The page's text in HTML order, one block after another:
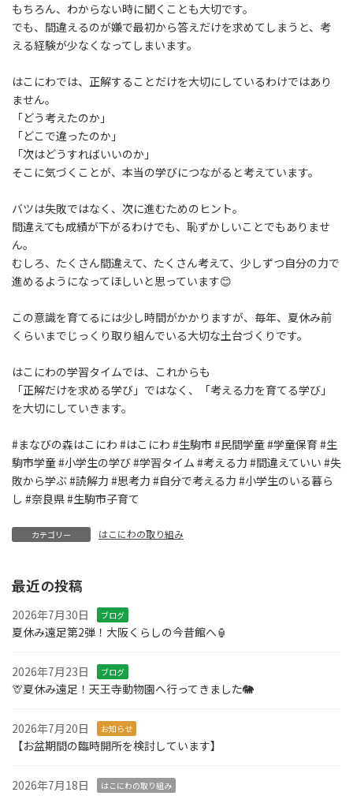
もちろん、わからない時に聞くことも大切です。
でも、間違えるのが嫌で最初から答えだけを求めてしまうと、考
える経験が少なくなってしまいます。
はこにわでは、正解することだけを大切にしているわけではあり
ません。
「どう考えたのか」
「どこで違ったのか」
「次はどうすればいいのか」
そこに気づくことが、本当の学びにつながると考えています。
バツは失敗ではなく、次に進むためのヒント。
間違えても成績が下がるわけでも、恥ずかしいことでもありませ
ん。
むしろ、たくさん間違えて、たくさん考えて、少しずつ自分の力で
進めるようになってほしいと思っています😊
この意識を育てるには少し時間がかかりますが、毎年、夏休み前
くらいまでじっくり取り組んでいる大切な土台づくりです。
はこにわの学習タイムでは、これからも
「正解だけを求める学び」ではなく、「考える力を育てる学び」
を大切にしていきます。
#まなびの森はこにわ #はこにわ #生駒市 #民間学童 #学童保育 #生
駒市学童 #小学生の学び #学習タイム #考える力 #間違えていい #失
敗から学ぶ #読解力 #思考力 #自分で考える力 #小学生のいる暮ら
し #奈良県 #生駒市子育て
カテゴリー はこにわの取り組み
最近の投稿
2026年7月30日 ブログ
夏休み遠足第2弾！大阪くらしの今昔館へ🏮
2026年7月23日 ブログ
🦒夏休み遠足！天王寺動物園へ行ってきました🐘
2026年7月20日 お知らせ
【お盆期間の臨時開所を検討しています】
2026年7月18日 はこにわの取り組み